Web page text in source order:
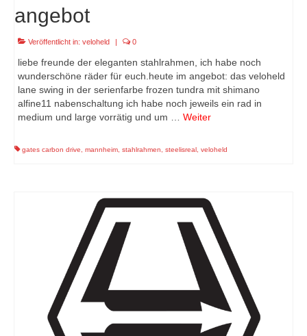
angebot
Veröffentlicht in: veloheld 0
liebe freunde der eleganten stahlrahmen, ich habe noch
wunderschöne räder für euch.heute im angebot: das veloheld
lane swing in der serienfarbe frozen tundra mit shimano
alfine11 nabenschaltung ich habe noch jeweils ein rad in
medium und large vorrätig und um … Weiter
gates carbon drive, mannheim, stahlrahmen, steelisreal, veloheld